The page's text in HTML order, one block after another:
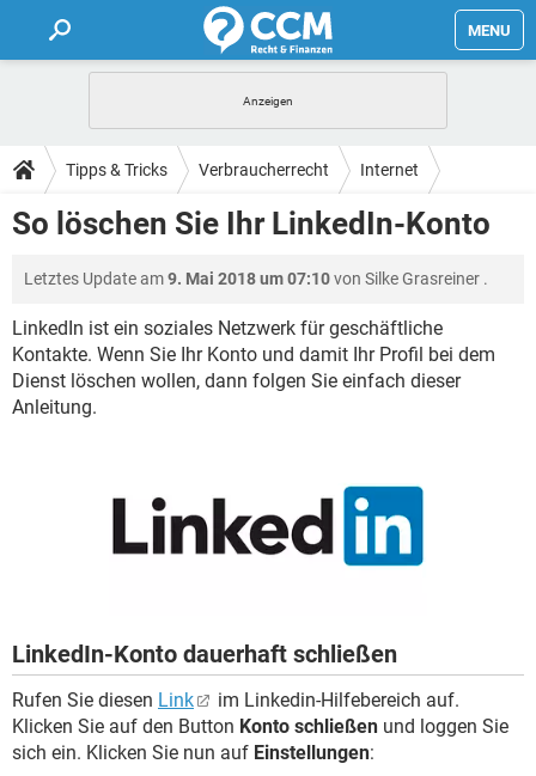
MENU
FORUM
TIPPS
LEXIKON
Tipps & Tricks Verbraucherrecht Internet
So löschen Sie Ihr LinkedIn-Konto
Letztes Update am9. Mai 2018 um 07:10von Silke Grasreiner .
LinkedIn ist ein soziales Netzwerk für geschäftliche
Kontakte. Wenn Sie Ihr Konto und damit Ihr Profil bei dem
Dienst löschen wollen, dann folgen Sie einfach dieser
Anleitung.
LinkedIn-Konto dauerhaft schließen
Rufen Sie diesen Link
im Linkedin-Hilfebereich auf.
Klicken Sie auf den Button Konto schließen und loggen Sie
sich ein. Klicken Sie nun auf Einstellungen: